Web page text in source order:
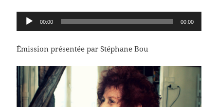
Lecteur
audio
00:00 00:00
Émission présentée par Stéphane Bou